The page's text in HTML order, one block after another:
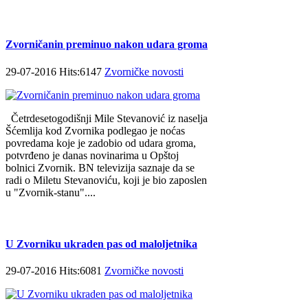
Zvorničanin preminuo nakon udara groma
29-07-2016 Hits:6147 Zvorničke novosti
Četrdesetogodišnji Mile Stevanović iz naselja
Šćemlija kod Zvornika podlegao je noćas
povredama koje je zadobio od udara groma,
potvrđeno je danas novinarima u Opštoj
bolnici Zvornik. BN televizija saznaje da se
radi o Miletu Stevanoviću, koji je bio zaposlen
u "Zvornik-stanu"....
U Zvorniku ukraden pas od maloljetnika
29-07-2016 Hits:6081 Zvorničke novosti